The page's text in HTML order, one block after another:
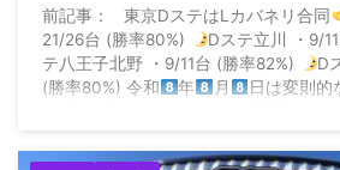
ごとに全台対象機種を変え
プレーをした模様
前記事： 東京DステはLカバネリ合同
21/26台 (勝率80%)
Dステ立川 ・9/
テ八王子北野 ・9/11台 (勝率82%)
D
(勝率80%) 令和
年 月
日は変則的